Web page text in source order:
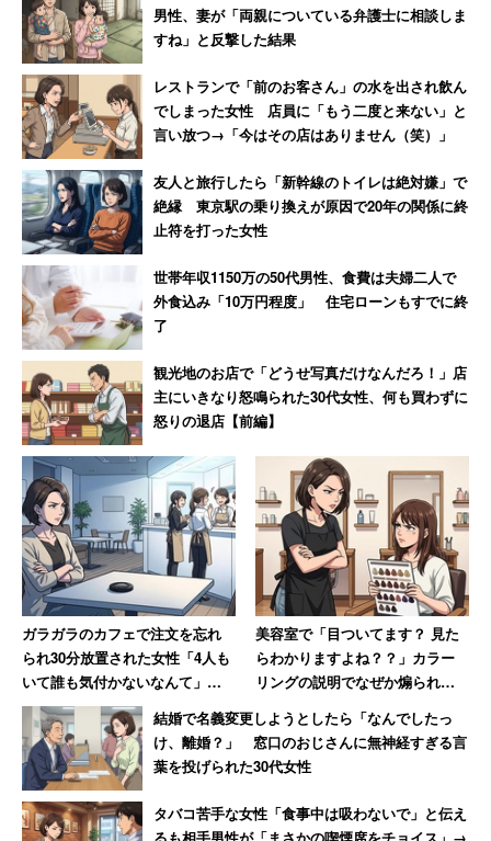
男性、妻が「両親についている弁護士に相談しま
すね」と反撃した結果
レストランで「前のお客さん」の水を出され飲ん
でしまった女性 店員に「もう二度と来ない」と
言い放つ→「今はその店はありません（笑）」
友人と旅行したら「新幹線のトイレは絶対嫌」で
絶縁 東京駅の乗り換えが原因で20年の関係に終
止符を打った女性
世帯年収1150万の50代男性、食費は夫婦二人で
外食込み「10万円程度」 住宅ローンもすでに終
了
観光地のお店で「どうせ写真だけなんだろ！」店
主にいきなり怒鳴られた30代女性、何も買わずに
怒りの退店【前編】
ガラガラのカフェで注文を忘れ
られ30分放置された女性「4人も
いて誰も気付かないなんて」
→「絶対その店には行かない」
美容室で「目ついてます？ 見た
らわかりますよね？？」カラー
リングの説明でなぜか煽られた
憶
結婚で名義変更しようとしたら「なんでしたっ
け、離婚？」 窓口のおじさんに無神経すぎる言
葉を投げられた30代女性
タバコ苦手な女性「食事中は吸わないで」と伝え